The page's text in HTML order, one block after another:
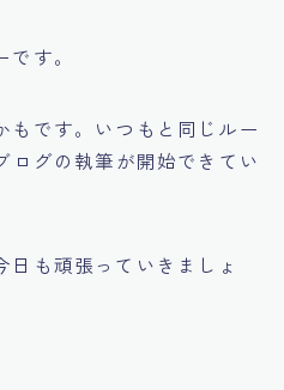
す。
もです。いつもと同じルー
ログの執筆が開始できてい
日も頑張っていきましょ